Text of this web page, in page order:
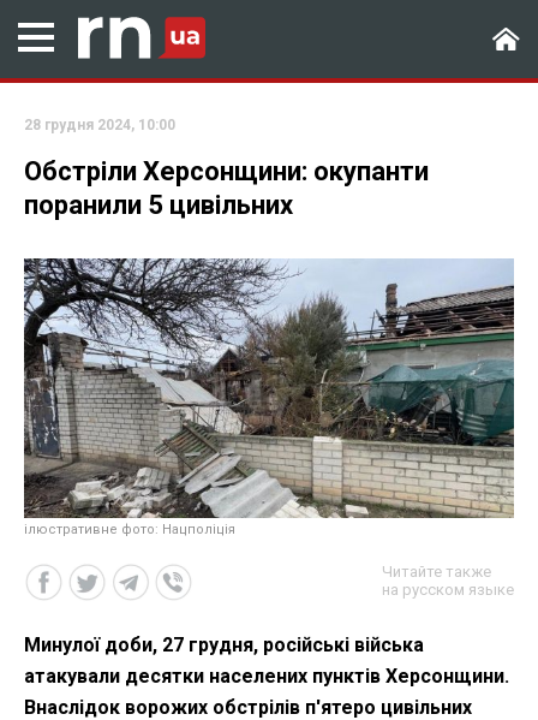
28 грудня 2024, 10:00
Обстріли Херсонщини: окупанти
поранили 5 цивільних
ілюстративне фото: Нацполіція
Читайте также
на русском языке
Минулої доби, 27 грудня, російські війська
атакували десятки населених пунктів Херсонщини.
Внаслідок ворожих обстрілів п'ятеро цивільних